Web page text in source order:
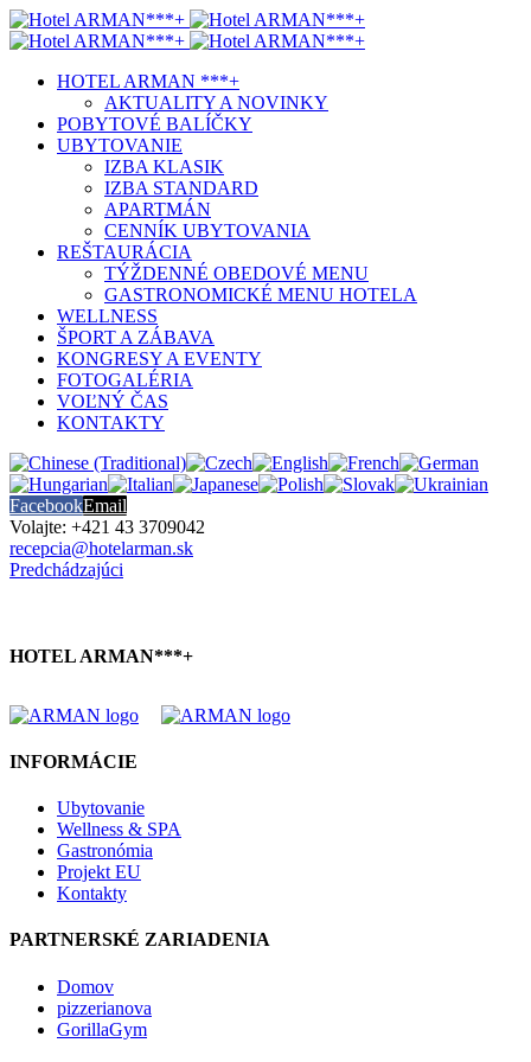
HOTEL ARMAN ***+
AKTUALITY A NOVINKY
POBYTOVÉ BALÍČKY
UBYTOVANIE
IZBA KLASIK
IZBA STANDARD
APARTMÁN
CENNÍK UBYTOVANIA
REŠTAURÁCIA
TÝŽDENNÉ OBEDOVÉ MENU
GASTRONOMICKÉ MENU HOTELA
WELLNESS
ŠPORT A ZÁBAVA
KONGRESY A EVENTY
FOTOGALÉRIA
VOĽNÝ ČAS
KONTAKTY
FacebookEmail
Volajte: +421 43 3709042
recepcia@hotelarman.sk
Predchádzajúci
HOTEL ARMAN***+
INFORMÁCIE
Ubytovanie
Wellness & SPA
Gastronómia
Projekt EU
Kontakty
PARTNERSKÉ ZARIADENIA
Domov
pizzerianova
GorillaGym